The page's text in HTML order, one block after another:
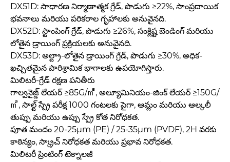
DX51D: సాధారణ నిర్మాణాత్మక గ్రేడ్, పొడుగు ≥22%, సాంప్రదాయిక
భవనాలు మరియు పరికరాల గృహాలకు అనువైనది.
DX52D: స్టాంపింగ్ గ్రేడ్, పొడుగు ≥26%, సంక్లిష్ట బెండింగ్ మరియు
లోతైన డ్రాయింగ్ ప్రక్రియలకు అనువైనది.
DX53D: అల్ట్రా-లోతైన డ్రాయింగ్ గ్రేడ్, పొడుగు ≥30%, అధిక-
ఖచ్చితమైన పారిశ్రామిక భాగాలకు ఉపయోగిస్తారు.
మిలిటరీ-గ్రేడ్ రక్షణ పనితీరు
గాల్వనైజ్డ్ లేయర్ ≥85G/㎡, అల్యూమినియం-జింక్ లేయర్ ≥150G/
㎡, సాల్ట్ స్ప్రే పరీక్ష 1000 గంటలకు పైగా, ఆమ్లం మరియు ఆల్కలీ
తుప్పు మరియు ఉప్పు స్ప్రే కోత నిరోధకత.
పూత మందం 20-25μm (PE) / 25-35μm (PVDF), 2H వరకు
కాఠిన్యం, స్క్రాచ్ నిరోధకత మరియు ప్రభావ నిరోధకత.
మిలిటరీ ప్రింటింగ్ టెక్నాలజీ